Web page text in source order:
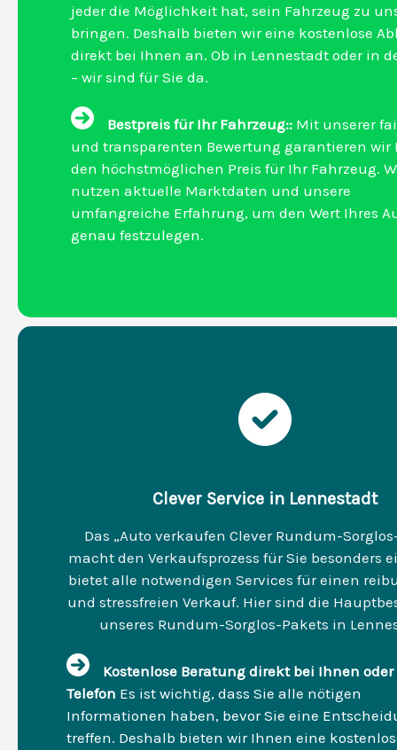
jeder die Möglichkeit hat, sein Fahrzeug zu
bringen. Deshalb bieten wir eine kostenlose
direkt bei Ihnen an. Ob in Lennestadt oder in
– wir sind für Sie da.
Bestpreis für Ihr Fahrzeug:: Mit unserer
und transparenten Bewertung garantieren wir
den höchstmöglichen Preis für Ihr Fahrzeug.
nutzen aktuelle Marktdaten und unsere
umfangreiche Erfahrung, um den Wert Ihres
genau festzulegen.
Clever Service in Lennestadt
Das „Auto verkaufen Clever Rundum-
macht den Verkaufsprozess für Sie besonders
bietet alle notwendigen Services für einen
und stressfreien Verkauf. Hier sind die
unseres Rundum-Sorglos-Pakets in
Kostenlose Beratung direkt bei Ihnen oder
Telefon Es ist wichtig, dass Sie alle nötigen
Informationen haben, bevor Sie eine
treffen. Deshalb bieten wir Ihnen eine